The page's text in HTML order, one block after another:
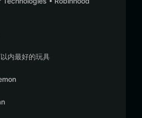
内最好的玩具